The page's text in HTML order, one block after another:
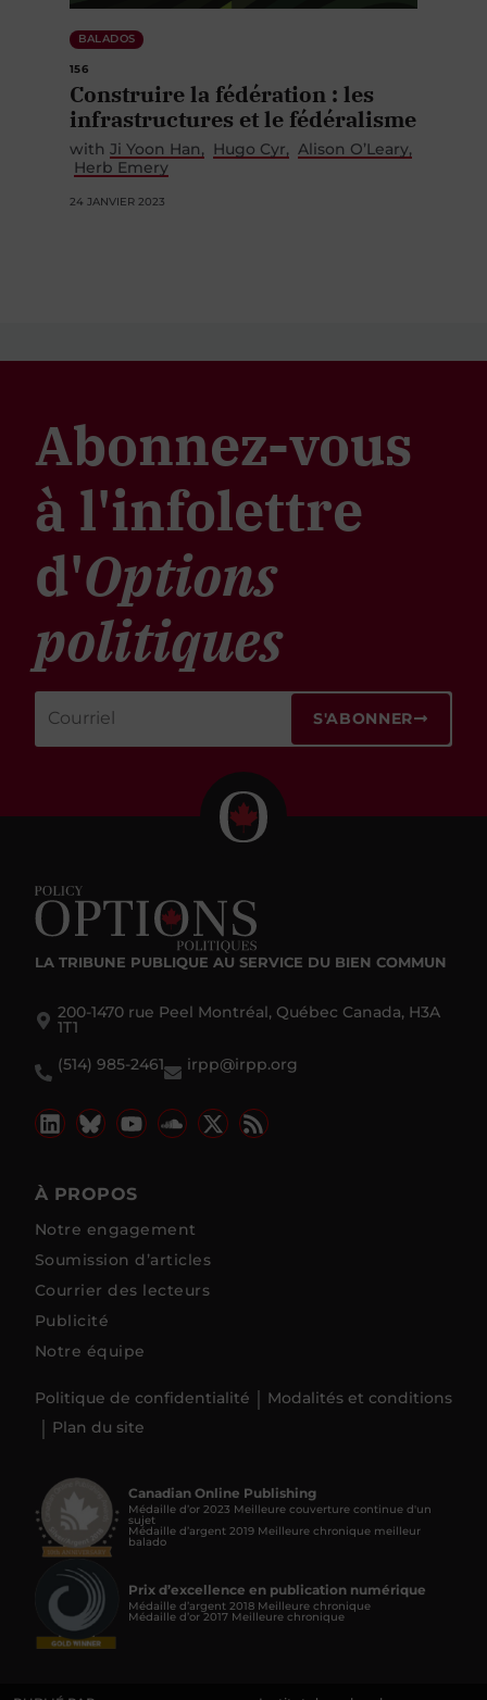
BALADOS
156
Construire la fédération : les
infrastructures et le fédéralisme
with Ji Yoon Han Hugo Cyr
Alison O’Leary
Herb Emery
24 JANVIER 2023
Abonnez-vous
à l'infolettre
d'Options
politiques
S'ABONNER
LA TRIBUNE PUBLIQUE AU SERVICE DU BIEN COMMUN
200-1470 rue Peel Montréal, Québec Canada, H3A
1T1
(514) 985-2461
irpp@irpp.org
À PROPOS
Notre engagement
Soumission d’articles
Courrier des lecteurs
Publicité
Notre équipe
Politique de confidentialité
Modalités et conditions
Plan du site
Canadian Online Publishing
Médaille d’or 2023 Meilleure couverture continue d'un
sujet
Médaille d’argent 2019 Meilleure chronique meilleur
balado
Prix d’excellence en publication numérique
Médaille d’argent 2018 Meilleure chronique
Médaille d’or 2017 Meilleure chronique